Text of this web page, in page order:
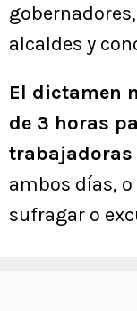
alcaldes y
El dictamen
de 3 horas
trabajadoras
ambos días,
sufragar o